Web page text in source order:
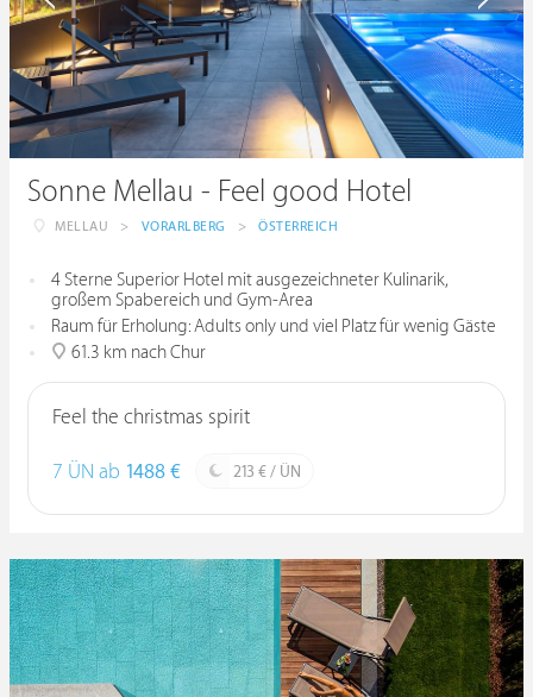
Sonne Mellau - Feel good Hotel
MELLAU > VORARLBERG > ÖSTERREICH
4 Sterne Superior Hotel mit ausgezeichneter Kulinarik,
großem Spabereich und Gym-Area
Raum für Erholung: Adults only und viel Platz für wenig Gäste
61.3 km nach Chur
Feel the christmas spirit
7 ÜN ab 1488 € 213 € / ÜN